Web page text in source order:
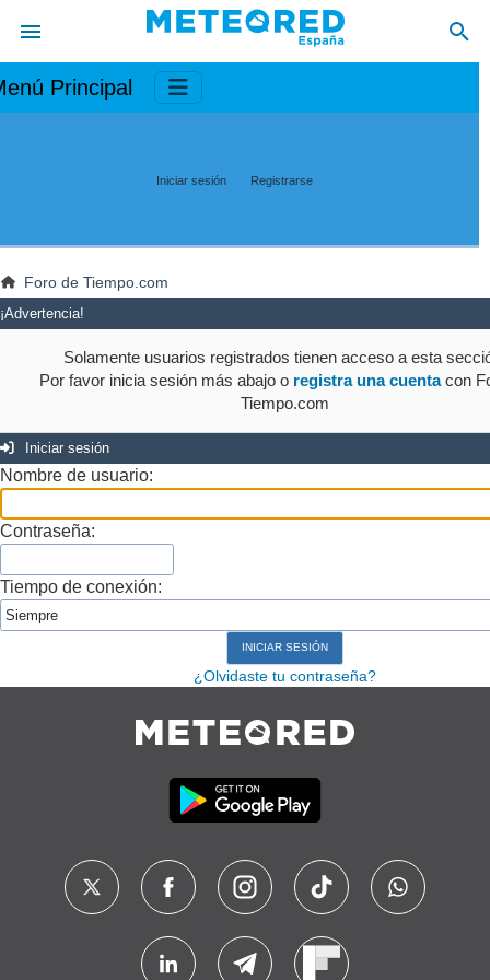
Principal
Iniciar sesión Registrarse
Foro de Tiempo.com
¡Advertencia!
Solamente usuarios registrados tienen acceso a esta
Por favor inicia sesión más abajo o registra una cuentacon
Tiempo.com
Iniciar sesión
Nombre de usuario:
Contraseña:
Tiempo de conexión:
¿Olvidaste tu contraseña?